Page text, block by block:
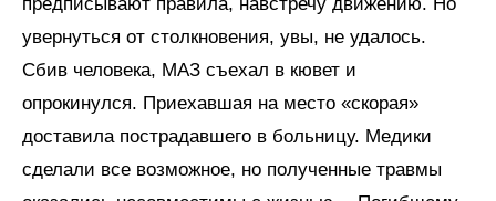
увернуться от столкновения, увы, не удалось.
Сбив человека, МАЗ съехал в кювет и
опрокинулся. Приехавшая на место «скорая»
доставила пострадавшего в больницу. Медики
сделали все возможное, но полученные травмы